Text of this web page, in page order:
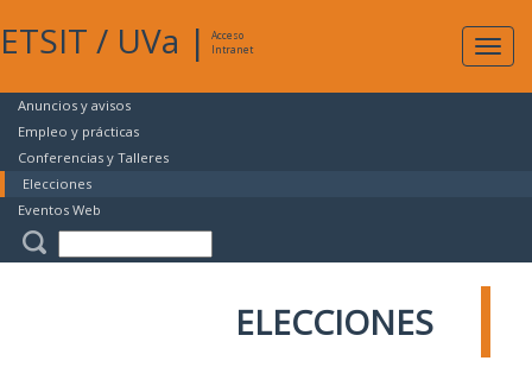
ETSIT / UVa |
Acceso
Intranet
Anuncios y avisos
Empleo y prácticas
Conferencias y Talleres
Elecciones
Eventos Web
ELECCIONES